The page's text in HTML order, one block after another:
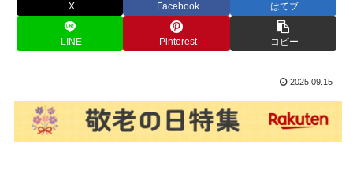
X Facebook はてブ
LINE Pinterest コピー
2025.09.15